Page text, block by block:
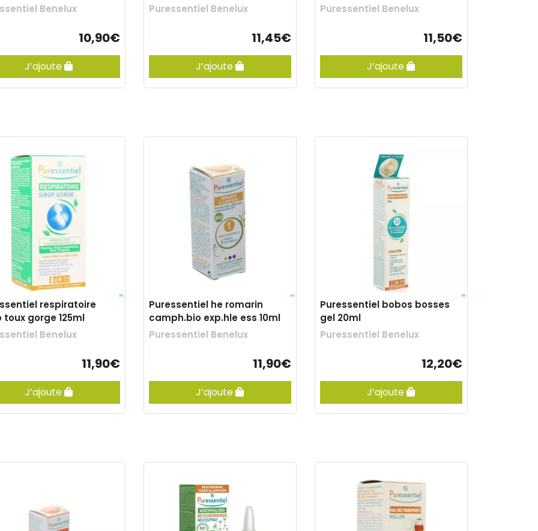
Benelux
10,90€
J’ajoute
Puressentiel Benelux
11,45€
J’ajoute
Puressentiel Benelux
11,50€
J’ajoute
respiratoire
toux gorge 125ml
Benelux
11,90€
J’ajoute
Puressentiel he romarin
camph.bio exp.hle ess 10ml
Puressentiel Benelux
11,90€
J’ajoute
Puressentiel bobos bosses
gel 20ml
Puressentiel Benelux
12,20€
J’ajoute